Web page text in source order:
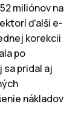
miliónov na
ďalší e-
korekcii
po
sa pridal aj
nákladov